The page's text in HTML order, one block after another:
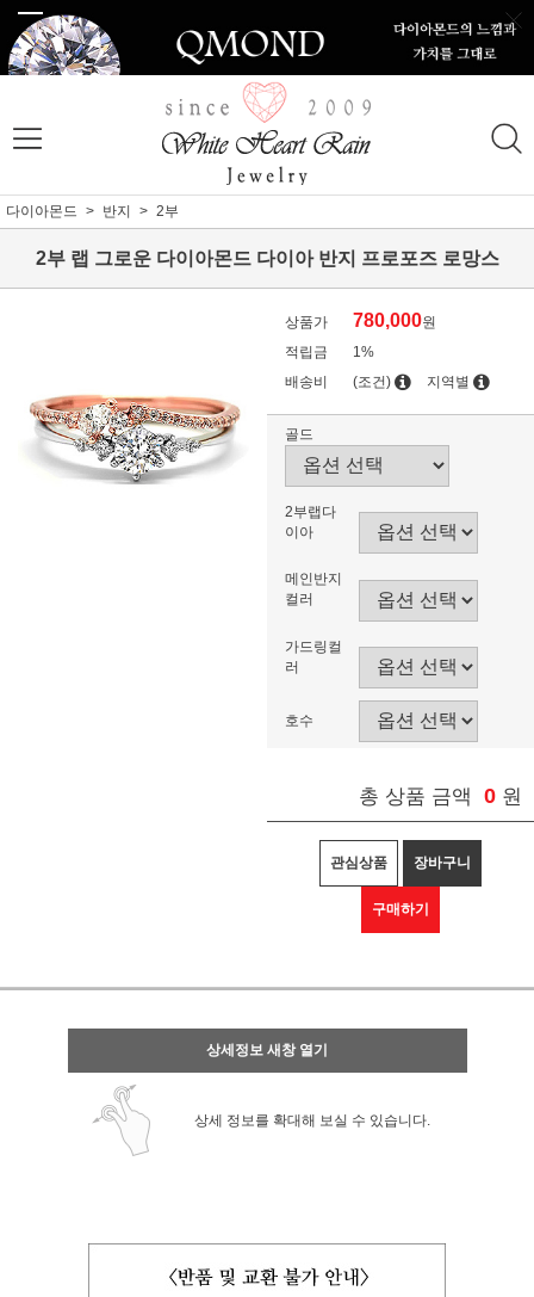
다이아몬드 반지 2부
2부 랩 그로운 다이아몬드 다이아 반지 프로포즈 로망스
상품가 780,000원
적립금
1%
배송비
(조건) 지역별
골드
2부랩다
이아
메인반지
컬러
가드링컬
러
호수
총 상품 금액 0 원
관심상품 장바구니
구매하기
상세정보 새창 열기
상세 정보를 확대해 보실 수 있습니다.